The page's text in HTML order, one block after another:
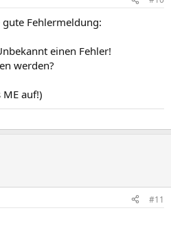
Fehlermeldung:
einen Fehler!
werden?
auf!)
#11